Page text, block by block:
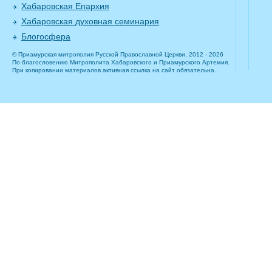
Хабаровская Епархия
Хабаровская духовная семинария
Блогосфера
© Приамурская митрополия Русской Православной Церкви, 2012 - 2026
По благословению Митрополита Хабаровского и Приамурского Артемия.
При копировании материалов активная ссылка на сайт обязательна.